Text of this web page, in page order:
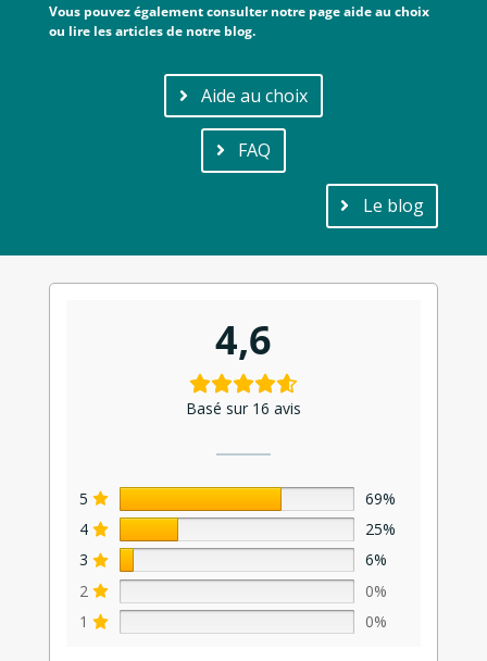
Vous pouvez également consulter notre page aide au choix
ou lire les articles de notre blog.
Aide au choix
FAQ
Le blog
4,6
Basé sur 16 avis
5
69%
4
25%
3
6%
2
0%
1
0%